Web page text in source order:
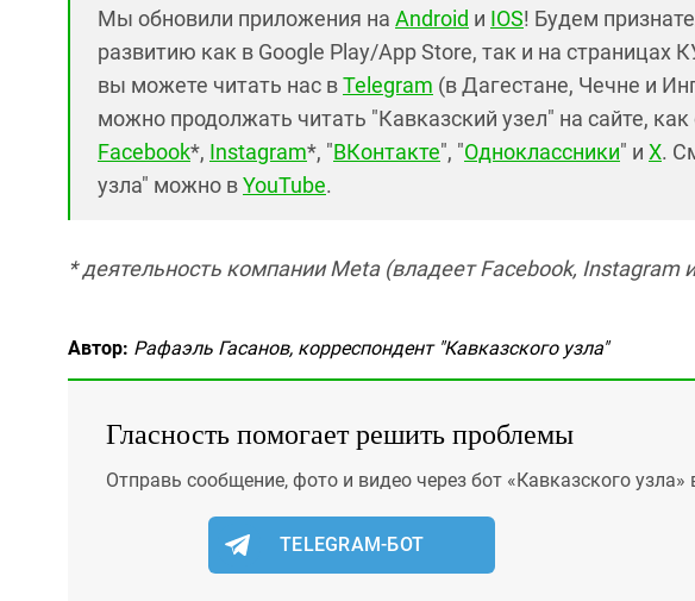
Мы обновили приложения на Android и IOS! Будем
развитию как в Google Play/App Store, так и на страницах
вы можете читать нас вTelegram (в Дагестане, Чечне и
можно продолжать читать "Кавказский узел" на сайте,
Facebook*, Instagram*, "ВКонтакте", "Одноклассники" и X.
узла" можно вYouTube.
* деятельность компании Meta (владеет Facebook, Instagram
Автор: Рафаэль Гасанов, корреспондент "Кавказского узла"
Гласность помогает решить проблемы
Отправь сообщение, фото и видео через бот «Кавказского узла»
TELEGRAM-БОТ